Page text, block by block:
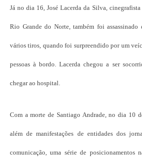
Já no dia 16, José Lacerda da Silva,
Rio Grande do Norte, também foi
vários tiros, quando foi surpreendido por um
pessoas à bordo. Lacerda chegou a ser
chegar ao hospital.
Com a morte de Santiago Andrade, no dia 10
além de manifestações de entidades dos
comunicação, uma série de posicionamentos